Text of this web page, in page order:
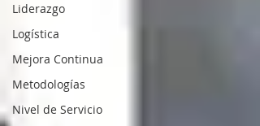
Liderazgo
Logística
Mejora Continua
Metodologías
Nivel de Servicio